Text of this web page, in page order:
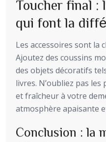
Toucher final :
qui font la
Les accessoires sont la
Ajoutez des coussins
des objets décoratifs
livres. N’oubliez pas
et fraîcheur à votre
atmosphère apaisante
Conclusion : la